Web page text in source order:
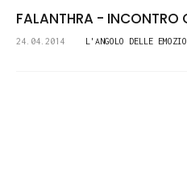
FALANTHRA - INCONTRO
24.04.2014 L'ANGOLO DELLE